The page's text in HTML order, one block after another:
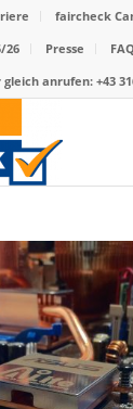
faircheck
26
Presse FAQ
anrufen: +43